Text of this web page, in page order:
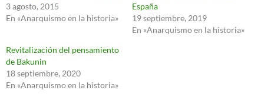
3 agosto, 2015
En «Anarquismo en la historia»
España
19 septiembre, 2019
En «Anarquismo en la historia»
Revitalización del pensamiento
de Bakunin
18 septiembre, 2020
En «Anarquismo en la historia»